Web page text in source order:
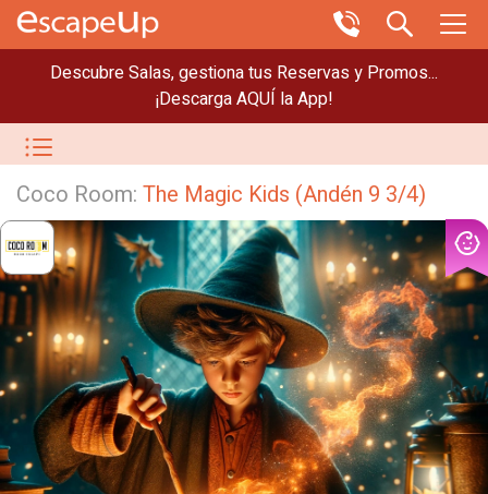
Descubre Salas, gestiona tus Reservas y Promos...
¡Descarga AQUÍ la App!
Coco Room: The Magic Kids (Andén 9 3/4)